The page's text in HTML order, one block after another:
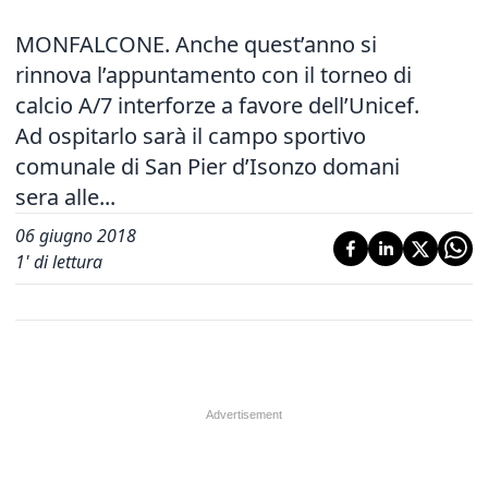
MONFALCONE. Anche quest’anno si
rinnova l’appuntamento con il torneo di
calcio A/7 interforze a favore dell’Unicef.
Ad ospitarlo sarà il campo sportivo
comunale di San Pier d’Isonzo domani
sera alle...
06 giugno 2018
1' di lettura